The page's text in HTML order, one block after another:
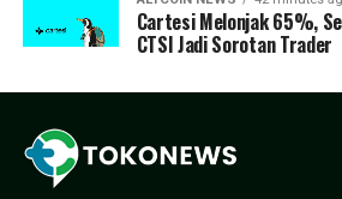
Cartesi Melonjak 65%,
CTSI Jadi Sorotan Trader